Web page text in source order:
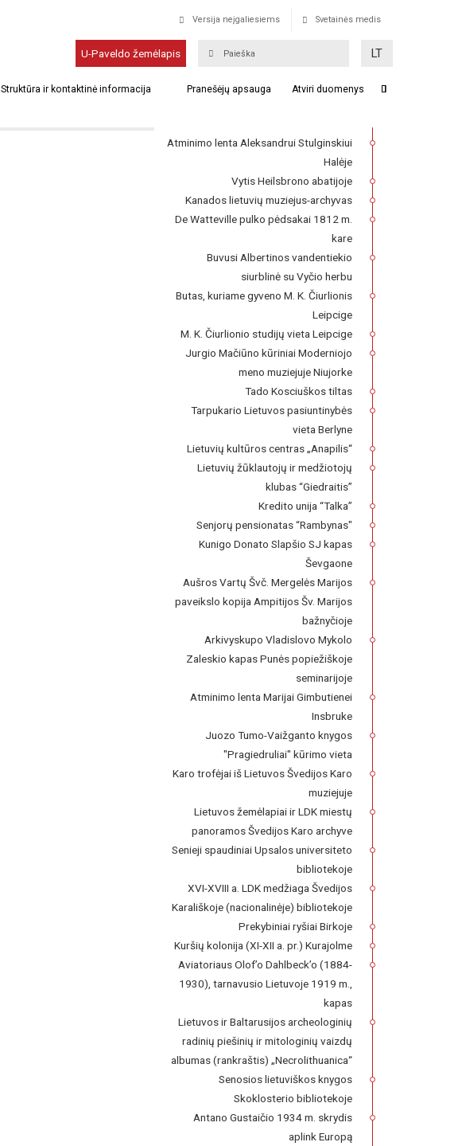
Versija neįgaliesiems Svetainės medis
U-Paveldo žemėlapis LT
Struktūra ir kontaktinė informacija Pranešėjų apsauga Atviri duomenys
Franckesche Stiftungen kompleksas,
Atminimo lenta Aleksandrui Stulginskiui
Halėje
Vytis Heilsbrono abatijoje
Kanados lietuvių muziejus-archyvas
De Watteville pulko pėdsakai 1812 m.
kare
Buvusi Albertinos vandentiekio
siurblinė su Vyčio herbu
Butas, kuriame gyveno M. K. Čiurlionis
Leipcige
M. K. Čiurlionio studijų vieta Leipcige
Jurgio Mačiūno kūriniai Moderniojo
meno muziejuje Niujorke
Tado Kosciuškos tiltas
Tarpukario Lietuvos pasiuntinybės
vieta Berlyne
Lietuvių kultūros centras „Anapilis“
Lietuvių žūklautojų ir medžiotojų
klubas “Giedraitis”
Kredito unija “Talka”
Senjorų pensionatas “Rambynas"
Kunigo Donato Slapšio SJ kapas
Ševgaone
Aušros Vartų Švč. Mergelės Marijos
paveikslo kopija Ampitijos Šv. Marijos
bažnyčioje
Arkivyskupo Vladislovo Mykolo
Zaleskio kapas Punės popiežiškoje
seminarijoje
Atminimo lenta Marijai Gimbutienei
Insbruke
Juozo Tumo-Vaižganto knygos
"Pragiedruliai" kūrimo vieta
Karo trofėjai iš Lietuvos Švedijos Karo
muziejuje
Lietuvos žemėlapiai ir LDK miestų
panoramos Švedijos Karo archyve
Senieji spaudiniai Upsalos universiteto
bibliotekoje
XVI-XVIII a. LDK medžiaga Švedijos
Karališkoje (nacionalinėje) bibliotekoje
Prekybiniai ryšiai Birkoje
Kuršių kolonija (XI-XII a. pr.) Kurajolme
Aviatoriaus Olof’o Dahlbeck’o (1884-
1930), tarnavusio Lietuvoje 1919 m.,
kapas
Lietuvos ir Baltarusijos archeologinių
radinių piešinių ir mitologinių vaizdų
albumas (rankraštis) „Necrolithuanica“
Senosios lietuviškos knygos
Skoklosterio bibliotekoje
Antano Gustaičio 1934 m. skrydis
aplink Europą